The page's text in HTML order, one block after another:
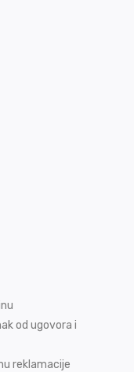
od ugovora i
reklamacije